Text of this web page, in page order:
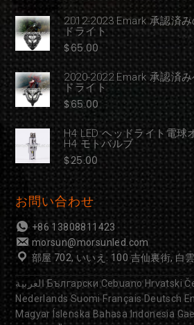
2012-2023 Emark 承認済
ドライト
$65.00
2020-2022 Emark 承認済
ドライト
$65.00
H4 LED ヘッドライト電球
H4 モトバルブ
$25.00
お問い合わせ
+86 13808811423
morsun@morsunled.com
部屋 702, いいえ. 100 吉仙裏街, 白
العربية Български Cebuano Hrvatski
Nederlands Suomi Français Deutsch
Magyar Íslenska Bahasa Indonesia